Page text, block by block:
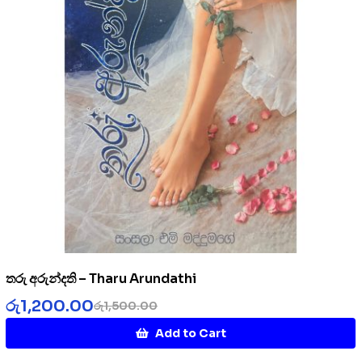
තරු අරුන්දති – Tharu Arundathi
රු1,500.00
රු1,200.00
Add to Cart